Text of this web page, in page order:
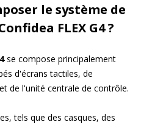
le système de
FLEX G4 ?
se compose principalement
d'écrans tactiles, de
de l'unité centrale de contrôle.
tels que des casques, des